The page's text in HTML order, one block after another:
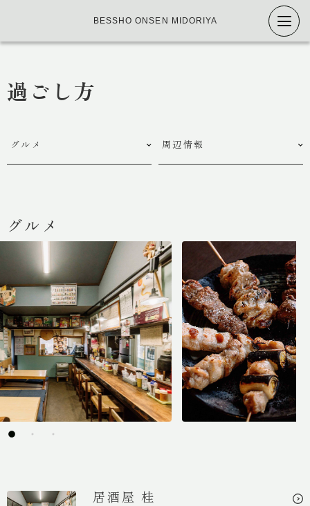
BESSHO ONSEN MIDORIYA
特徴
庭園
温泉
客室
過ごし方
グルメ 周辺情報
グルメ
居酒屋 桂